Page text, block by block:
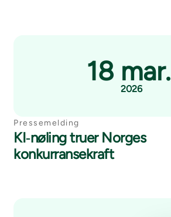
18 mar.
2026
Pressemelding
KI‑nøling truer Norges
konkurransekraft